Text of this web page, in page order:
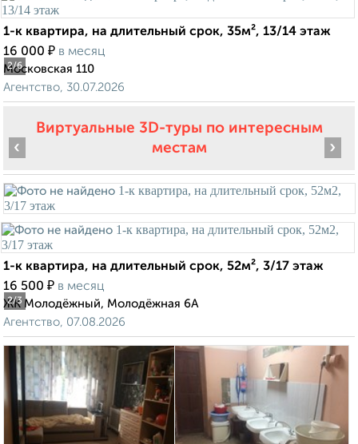
2/6
1-к квартира, на длительный срок, 35м², 13/14 этаж
16 000 ₽ в месяц
Московская 110
Агентство, 30.07.2026
Виртуальные 3D-туры по интересным
местам
2/3
‹ ›
1-к квартира, на длительный срок, 52м², 3/17 этаж
16 500 ₽ в месяц
ЖК Молодёжный, Молодёжная 6А
Агентство, 07.08.2026